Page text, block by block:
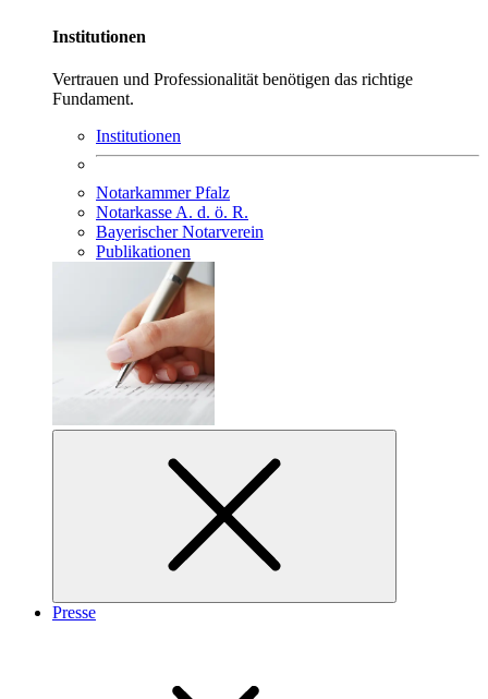
Institutionen
Vertrauen und Professionalität benötigen das richtige
Fundament.
Institutionen
Notarkammer Pfalz
Notarkasse A. d. ö. R.
Bayerischer Notarverein
Publikationen
Presse